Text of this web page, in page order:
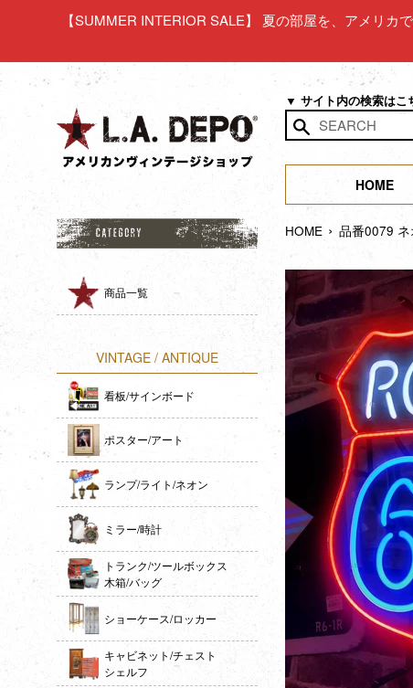
【SUMMER INTERIOR SALE】 夏の部屋を、アメリ
▼ サイト内の検索はこ
検
索
る
HOME
商品一覧
VINTAGE / ANTIQUE
看板/サインボード
ポスター/アート
ランプ/ライト/ネオン
ミラー/時計
トランク/ツールボックス
木箱/バッグ
ショーケース/ロッカー
キャビネット/チェスト
シェルフ
HOME › 品番0079